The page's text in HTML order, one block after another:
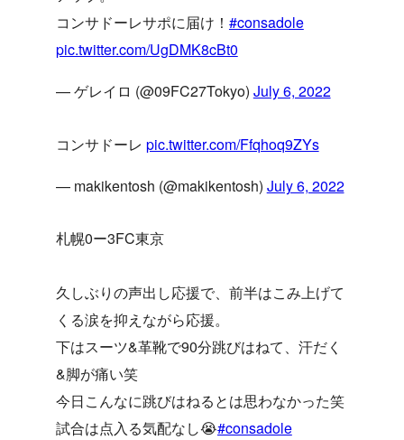
コンサドーレサポに届け！ #consadole
pic.twitter.com/UgDMK8cBt0
— ゲレイロ (@09FC27Tokyo) July 6, 2022
コンサドーレpic.twitter.com/Ffqhoq9ZYs
— makikentosh (@makikentosh) July 6, 2022
札幌0ー3FC東京
久しぶりの声出し応援で、前半はこみ上げて
くる涙を抑えながら応援。
下はスーツ&革靴で90分跳びはねて、汗だく
&脚が痛い笑
今日こんなに跳びはねるとは思わなかった笑
試合は点入る気配なし😭#consadole